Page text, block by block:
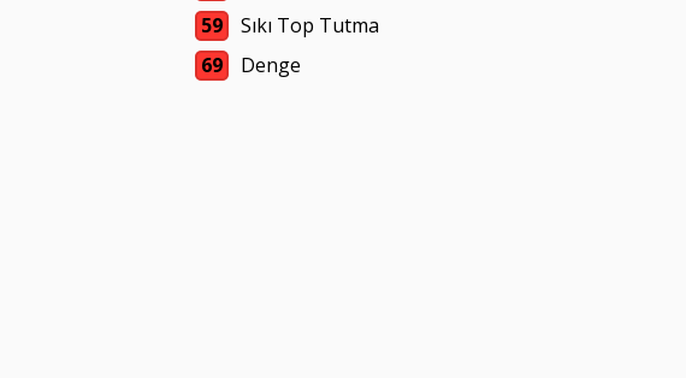
59
Sıkı Top Tutma
69
Denge